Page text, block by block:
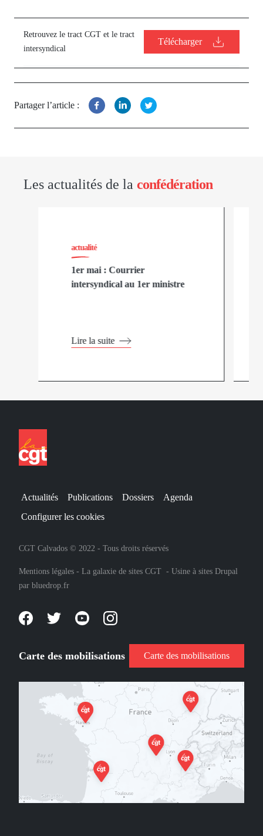
Retrouvez le tract CGT et le tract
intersyndical
Télécharger
Partager l’article :
Les actualités de la confédération
actualité
1er mai : Courrier
intersyndical au 1er ministre
Lire la suite
Actualités Publications Dossiers
Agenda
Configurer les cookies
CGT Calvados © 2022 - Tous droits réservés
Mentions légales - La galaxie de sites CGT - Usine à sites Drupal
par bluedrop.fr
Carte des mobilisations Carte des mobilisations